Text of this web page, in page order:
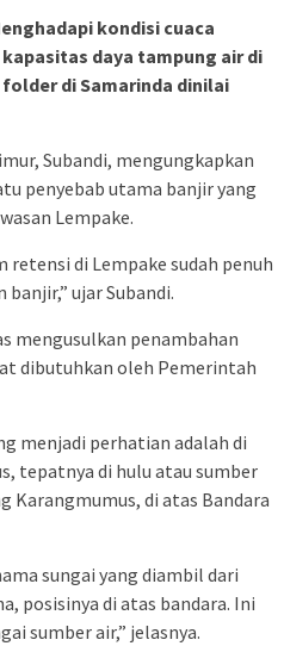
kondisi cuaca
daya tampung air di
di Samarinda dinilai
Subandi, mengungkapkan
penyebab utama banjir yang
Lempake.
retensi di Lempake sudah penuh
ujar Subandi.
mengusulkan penambahan
dibutuhkan oleh Pemerintah
menjadi perhatian adalah di
tepatnya di hulu atau sumber
Karangmumus, di atas Bandara
sungai yang diambil dari
posisinya di atas bandara. Ini
sumber air,” jelasnya.